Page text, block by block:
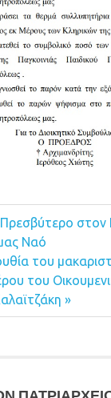
Πρεσβύτερο στον
Ναό
του
του